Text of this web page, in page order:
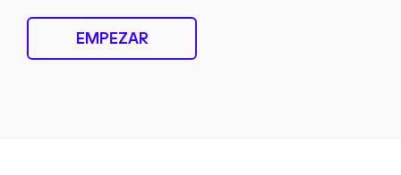
EMPEZAR